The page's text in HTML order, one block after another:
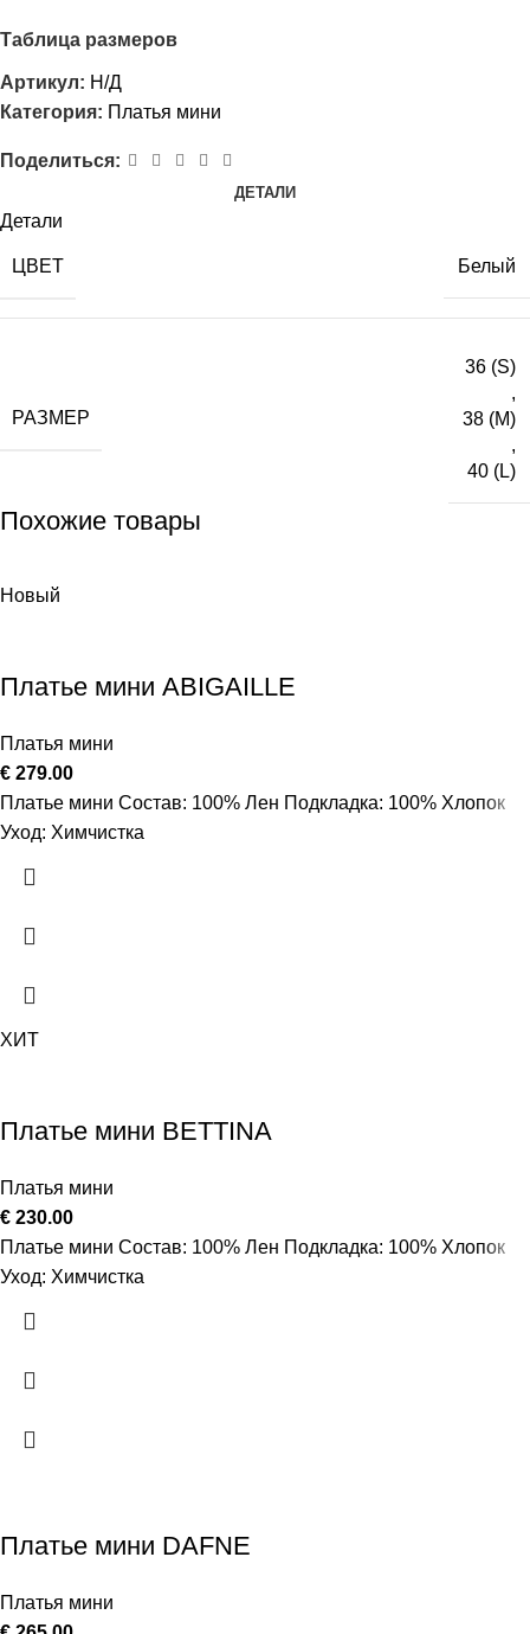
Таблица размеров
Артикул: Н/Д
Категория: Платья мини
Поделиться:
ДЕТАЛИ
Детали
ЦВЕТ Белый
РАЗМЕР
36 (S)
,
38 (M)
,
40 (L)
Похожие товары
Новый
Платье мини ABIGAILLE
Платья мини
€ 279.00
Платье мини Состав: 100% Лен Подкладка: 100% Хлопок
Уход: Химчистка
ХИТ
Платье мини BETTINA
Платья мини
€ 230.00
Платье мини Состав: 100% Лен Подкладка: 100% Хлопок
Уход: Химчистка
Платье мини DAFNE
Платья мини